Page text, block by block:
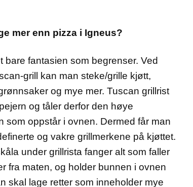
mer enn pizza i Igneus?
bare fantasien som begrenser. Ved
grill kan man steke/grille kjøtt,
og mye mer. Tuscan grillrist
og tåler derfor den høye
som oppstår i ovnen. Dermed får man
og vakre grillmerkene på kjøttet.
under grillrista fanger alt som faller
fra maten, og holder bunnen i ovnen
skal lage retter som inneholder mye